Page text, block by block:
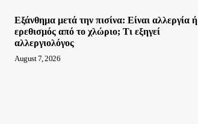
Εξάνθημα μετά την πισίνα: Είναι αλλεργία ή
ερεθισμός από το χλώριο; Τι εξηγεί
αλλεργιολόγος
August 7, 2026